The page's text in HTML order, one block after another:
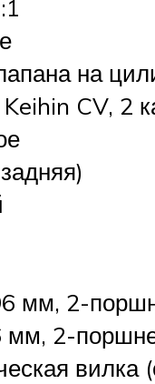
на
CV, 2
мм, 2-
мм, 2-
вилка